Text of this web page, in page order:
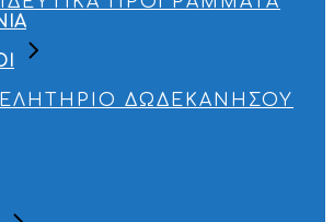
ΔΩΔΕΚΑΝΗΣΟΥ